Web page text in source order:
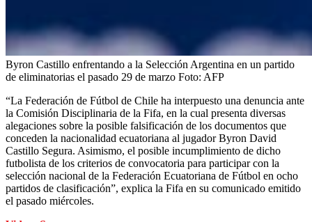
Byron Castillo enfrentando a la Selección Argentina en un partido
de eliminatorias el pasado 29 de marzo Foto: AFP
“La Federación de Fútbol de Chile ha interpuesto una denuncia ante
la Comisión Disciplinaria de la Fifa, en la cual presenta diversas
alegaciones sobre la posible falsificación de los documentos que
conceden la nacionalidad ecuatoriana al jugador Byron David
Castillo Segura. Asimismo, el posible incumplimiento de dicho
futbolista de los criterios de convocatoria para participar con la
selección nacional de la Federación Ecuatoriana de Fútbol en ocho
partidos de clasificación”, explica la Fifa en su comunicado emitido
el pasado miércoles.